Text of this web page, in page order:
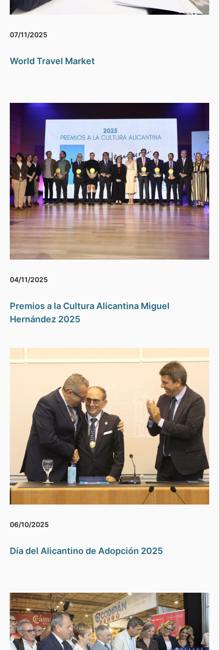
07/11/2025
World Travel Market
04/11/2025
Premios a la Cultura Alicantina Miguel
Hernández 2025
06/10/2025
Día del Alicantino de Adopción 2025